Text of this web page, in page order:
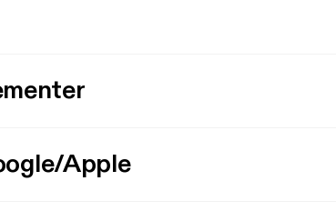
Apple